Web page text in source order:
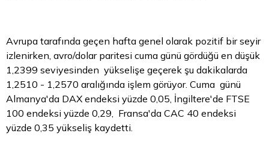
Avrupa tarafında geçen hafta genel olarak pozitif bir seyir
izlenirken, avro/dolar paritesi cuma günü gördüğü en düşük
1,2399 seviyesinden yükselişe geçerek şu dakikalarda
1,2510 - 1,2570 aralığında işlem görüyor. Cuma günü
Almanya'da DAX endeksi yüzde 0,05, İngiltere'de FTSE
100 endeksi yüzde 0,29, Fransa'da CAC 40 endeksi
yüzde 0,35 yükseliş kaydetti.